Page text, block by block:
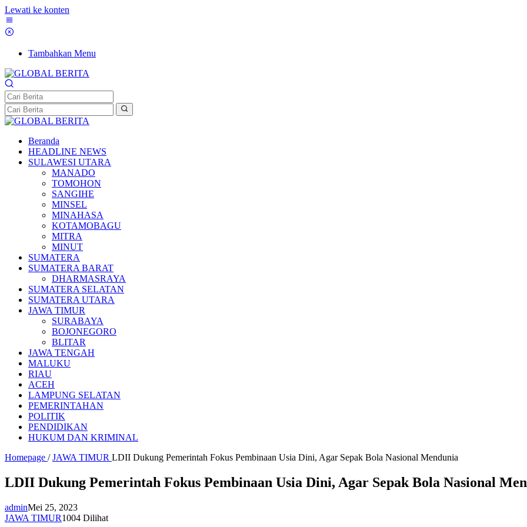
Lewati ke konten
Tambahkan Menu
Beranda
HEADLINE NEWS
SULAWESI UTARA
MANADO
TOMOHON
SANGIHE
MINSEL
MINAHASA
KOTAMOBAGU
MITRA
MINUT
SUMATERA
SUMATERA BARAT
DHARMASRAYA
SUMATERA SELATAN
SUMATERA UTARA
JAWA TIMUR
SURABAYA
BOJONEGORO
BLITAR
JAWA TENGAH
MALUKU
RIAU
ACEH
LAMPUNG SELATAN
PEMERINTAHAN
POLITIK
PENDIDIKAN
HUKUM DAN KRIMINAL
Homepage / JAWA TIMUR LDII Dukung Pemerintah Fokus Pembinaan Usia Dini, Agar Sepak Bola Nasional Mendunia
LDII Dukung Pemerintah Fokus Pembinaan Usia Dini, Agar Sepak Bola Nasional
adminMei 25, 2023
JAWA TIMUR1004 Dilihat